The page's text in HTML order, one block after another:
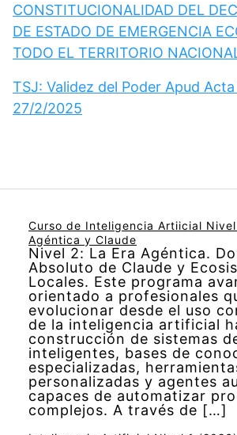
CONSTITUCIONALIDAD DEL
DE ESTADO DE EMERGENCIA
TODO EL TERRITORIO
TSJ: Validez del Poder Apud
27/2/2025
Curso de Inteligencia Artiicial Nivel
Agéntica y Claude
Nivel 2: La Era Agéntica.
Absoluto de Claude y
Locales. Este programa
orientado a profesionales
evolucionar desde el uso
de la inteligencia artificial
construcción de sistemas
inteligentes, bases de
especializadas,
personalizadas y agentes
capaces de automatizar
complejos. A través de […]